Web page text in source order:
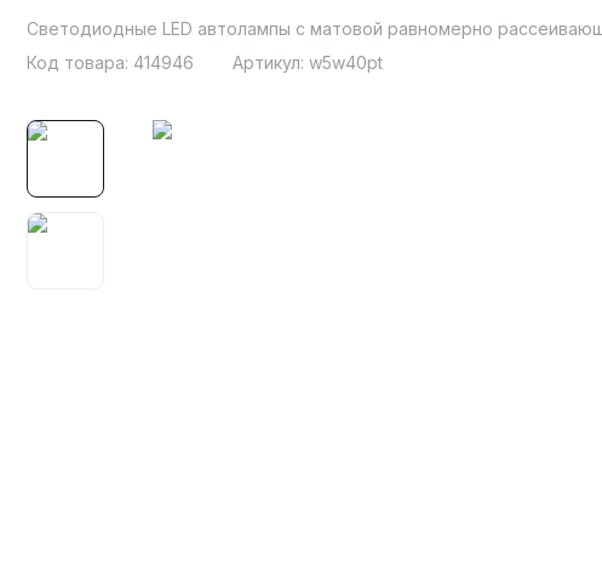
Светодиодные LED автолампы с матовой равномерно
Код товара: 414946 Артикул: w5w40pt